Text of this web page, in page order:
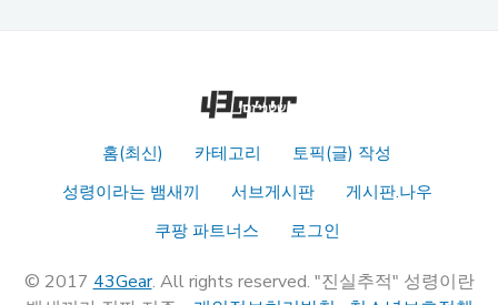
홈(최신) 카테고리
토픽(글) 작성
성령이라는 뱀새끼
서브게시판
게시판.나우
쿠팡 파트너스
로그인
© 2017 43Gear. All rights reserved. "진실추적" 성령이란